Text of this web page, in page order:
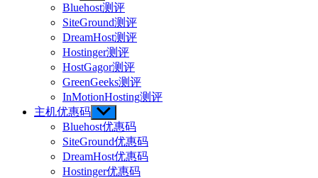
sub
menu
Bluehost测评
SiteGround测评
DreamHost测评
Hostinger测评
HostGagor测评
GreenGeeks测评
InMotionHosting测评
主机优惠码 Show
sub
menu
Bluehost优惠码
SiteGround优惠码
DreamHost优惠码
Hostinger优惠码